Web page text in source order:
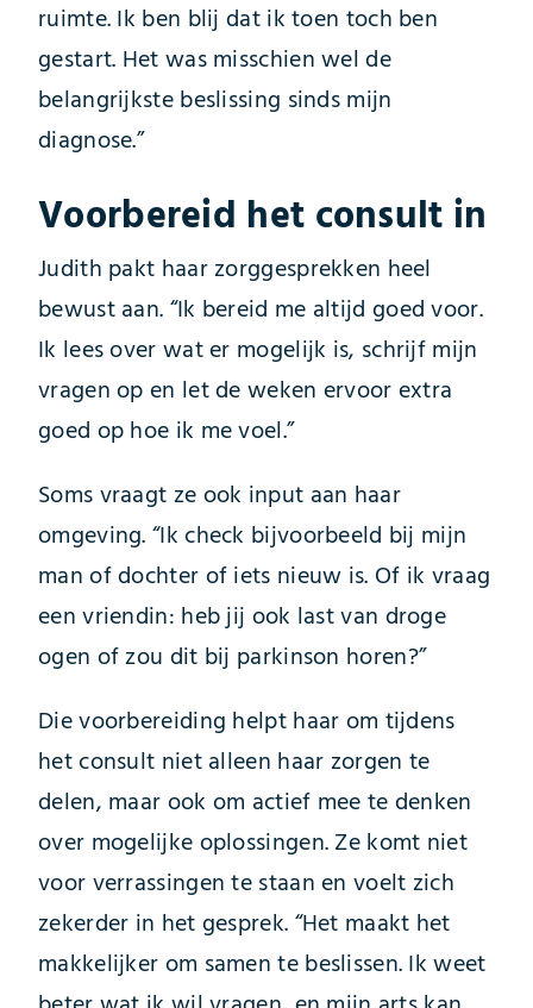
ruimte. Ik ben blij dat ik toen toch ben
gestart. Het was misschien wel de
belangrijkste beslissing sinds mijn
diagnose.”
Voorbereid het consult in
Judith pakt haar zorggesprekken heel
bewust aan. “Ik bereid me altijd goed voor.
Ik lees over wat er mogelijk is, schrijf mijn
vragen op en let de weken ervoor extra
goed op hoe ik me voel.”
Soms vraagt ze ook input aan haar
omgeving. “Ik check bijvoorbeeld bij mijn
man of dochter of iets nieuw is. Of ik vraag
een vriendin: heb jij ook last van droge
ogen of zou dit bij parkinson horen?”
Die voorbereiding helpt haar om tijdens
het consult niet alleen haar zorgen te
delen, maar ook om actief mee te denken
over mogelijke oplossingen. Ze komt niet
voor verrassingen te staan en voelt zich
zekerder in het gesprek. “Het maakt het
makkelijker om samen te beslissen. Ik weet